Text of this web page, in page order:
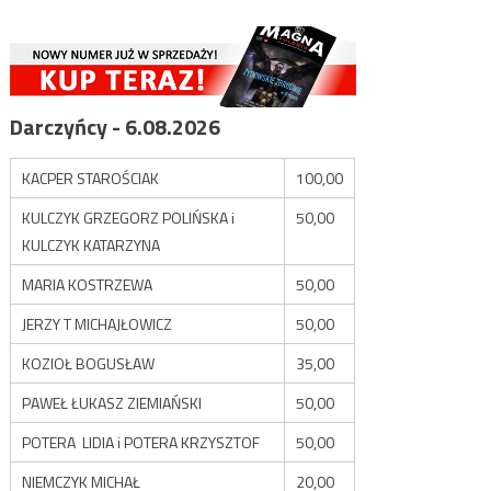
Darczyńcy - 6.08.2026
KACPER STAROŚCIAK
100,00
KULCZYK GRZEGORZ POLIŃSKA i
KULCZYK KATARZYNA
50,00
MARIA KOSTRZEWA
50,00
JERZY T MICHAJŁOWICZ
50,00
KOZIOŁ BOGUSŁAW
35,00
PAWEŁ ŁUKASZ ZIEMIAŃSKI
50,00
POTERA LIDIA i POTERA KRZYSZTOF
50,00
NIEMCZYK MICHAŁ
20,00